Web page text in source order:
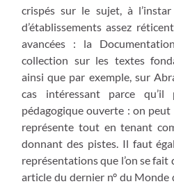
crispés sur le sujet, à
d’établissements assez
avancées : la
collection sur les textes
ainsi que par exemple, sur
cas intéressant parce qu’il
pédagogique ouverte : on
représente tout en tenant
donnant des pistes. Il faut
représentations que l’on se
article du dernier n° du Monde